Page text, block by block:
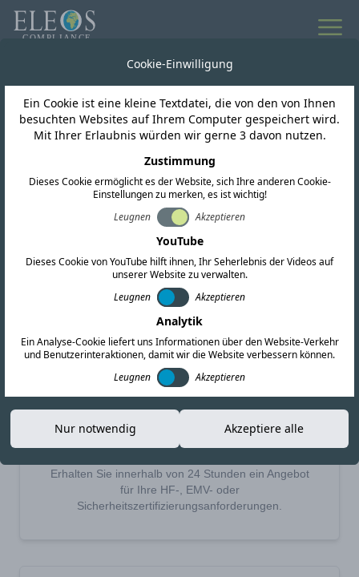
FORDERN SIE EIN ANGEBOT AN
Kontaktieren Sie uns noch
heute
Wir unterstützen Sie bei all Ihren globalen
Compliance-Anforderungen. Füllen Sie das
untenstehende Formular aus oder wenden Sie
sich direkt an unsere Niederlassungen weltweit.
Angebot anfordern
Erhalten Sie innerhalb von 24 Stunden ein Angebot
für Ihre HF-, EMV- oder
Sicherheitszertifizierungsanforderungen.
Cookie-Einwilligung
Ein Cookie ist eine kleine Textdatei, die von den von Ihnen
besuchten Websites auf Ihrem Computer gespeichert wird.
Mit Ihrer Erlaubnis würden wir gerne 3 davon nutzen.
Zustimmung
Dieses Cookie ermöglicht es der Website, sich Ihre anderen Cookie-
Einstellungen zu merken, es ist wichtig!
Leugnen
Akzeptieren
YouTube
Dieses Cookie von YouTube hilft ihnen, Ihr Seherlebnis der Videos auf
unserer Website zu verwalten.
Leugnen
Akzeptieren
Analytik
Ein Analyse-Cookie liefert uns Informationen über den Website-Verkehr
und Benutzerinteraktionen, damit wir die Website verbessern können.
Leugnen
Akzeptieren
Nur notwendig Akzeptiere alle